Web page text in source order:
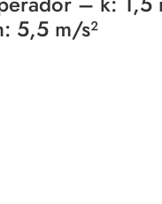
5,5 m/s²